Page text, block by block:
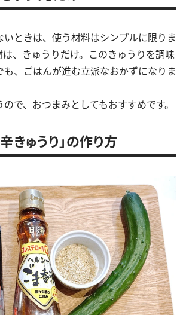
いときは、使う材料はシンプルに限りま
、きゅうりだけ。このきゅうりを調味
、ごはんが進む立派なおかずになりま
で、おつまみとしてもおすすめです。
きゅうり」の作り方